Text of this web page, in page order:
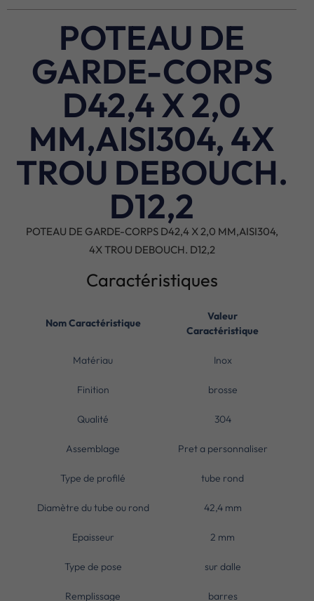
POTEAU DE
GARDE-CORPS
D42,4 X 2,0
MM,AISI304, 4X
TROU DEBOUCH.
D12,2
POTEAU DE GARDE-CORPS D42,4 X 2,0 MM,AISI304,
4X TROU DEBOUCH. D12,2
Caractéristiques
Nom Caractéristique
Valeur
Caractéristique
Matériau Inox
Finition brosse
Qualité 304
Assemblage Pret a personnaliser
Type de profilé tube rond
Diamètre du tube ou rond 42,4 mm
Epaisseur 2 mm
Type de pose sur dalle
Remplissage barres